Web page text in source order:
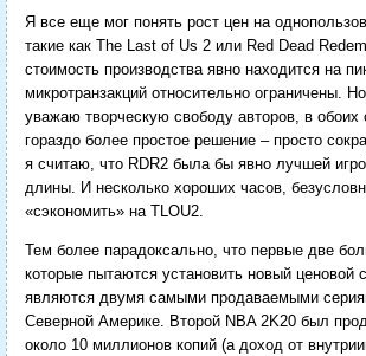
Я все еще мог понять рост цен на
такие как The Last of Us 2 или Red Dead
стоимость производства явно находится на
микротранзакций относительно ограничены.
уважаю творческую свободу авторов, в обоих
гораздо более простое решение – просто
я считаю, что RDR2 была бы явно лучшей
длины. И несколько хороших часов,
«сэкономить» на TLOU2.
Тем более парадоксально, что первые две
которые пытаются установить новый ценовой
являются двумя самыми продаваемыми
Северной Америке. Второй NBA 2K20 был
около 10 миллионов копий (а доход от